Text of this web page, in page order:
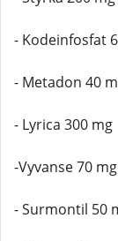
- Kodeinfosfat
- Metadon 40
- Lyrica 300 mg
-Vyvanse 70 mg
- Surmontil 50